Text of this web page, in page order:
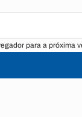
para a próxima